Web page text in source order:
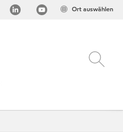
Ort auswählen